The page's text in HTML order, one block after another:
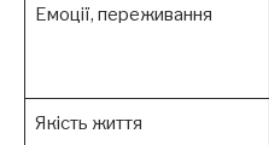
Емоції, переживання
Якість життя